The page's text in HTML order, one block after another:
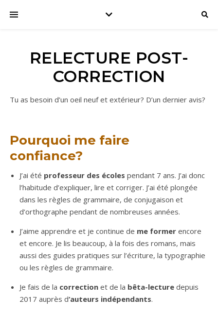
RELECTURE POST-
CORRECTION
Tu as besoin d’un oeil neuf et extérieur? D’un dernier avis?
Pourquoi me faire
confiance?
J’ai été professeur des écoles pendant 7 ans. J’ai donc
l’habitude d’expliquer, lire et corriger. J’ai été plongée
dans les règles de grammaire, de conjugaison et
d’orthographe pendant de nombreuses années.
J’aime apprendre et je continue de me former encore
et encore. Je lis beaucoup, à la fois des romans, mais
aussi des guides pratiques sur l’écriture, la typographie
ou les règles de grammaire.
Je fais de la correction et de la bêta-lecture depuis
2017 auprès d‘auteurs indépendants.